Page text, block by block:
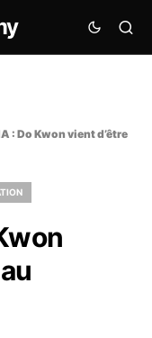
: Do Kwon vient d’être